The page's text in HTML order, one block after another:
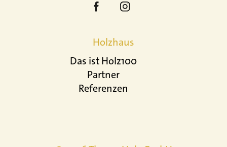
Holzhaus
Das ist Holz100
Partner
Referenzen